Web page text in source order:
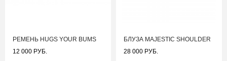
РЕМЕНЬ HUGS YOUR BUMS
12 000 РУБ.
БЛУЗА MAJESTIC SHOULDER
28 000 РУБ.